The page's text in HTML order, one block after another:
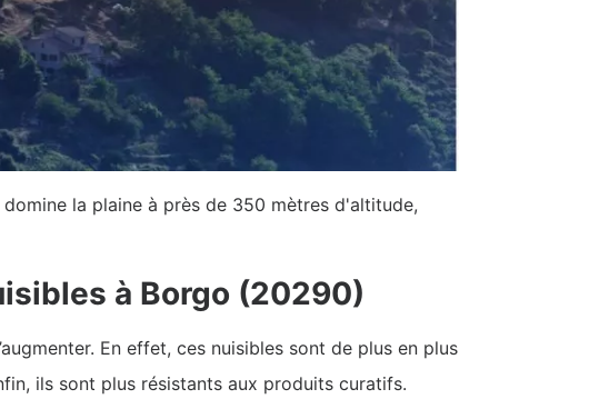
la plaine à près de 350 mètres d'altitude,
à Borgo (20290)
En effet, ces nuisibles sont de plus en plus
ils sont plus résistants aux produits curatifs.